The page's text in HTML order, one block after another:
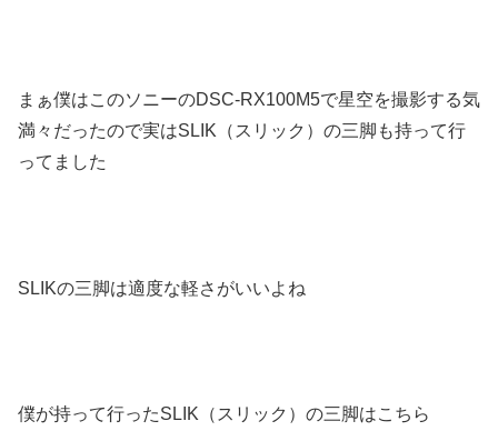
まぁ僕はこのソニーのDSC-RX100M5で星空を撮影する気
満々だったので実はSLIK（スリック）の三脚も持って行
ってました
SLIKの三脚は適度な軽さがいいよね
僕が持って行ったSLIK（スリック）の三脚はこちら